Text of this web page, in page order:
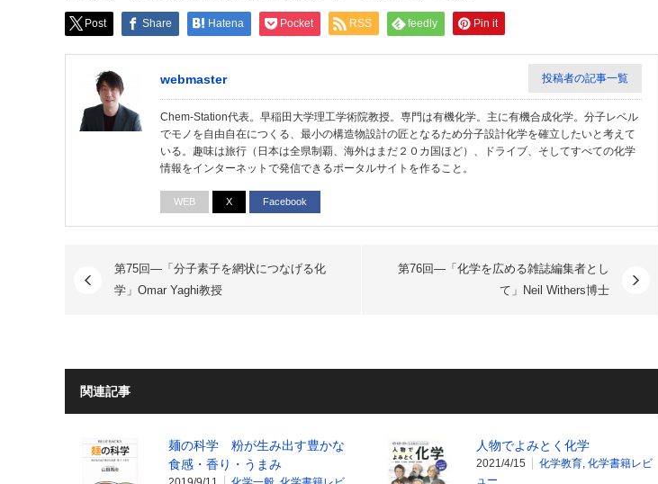
Post Share Hatena Pocket RSS feedly Pin it
webmaster 投稿者の記事一覧
Chem-Station代表。早稲田大学理工学術院教授。専門は有機化学。主に有機合成化学。分子レベル
でモノを自由自在につくる、最小の構造物設計の匠となるため分子設計化学を確立したいと考えて
いる。趣味は旅行（日本は全県制覇、海外はまだ２０カ国ほど）、ドライブ、そしてすべての化学
情報をインターネットで発信できるポータルサイトを作ること。
WEB X Facebook
第75回―「分子素子を網状につなげる化
学」Omar Yaghi教授
第76回―「化学を広める雑誌編集者とし
て」Neil Withers博士
関連記事
麺の科学 粉が生み出す豊かな
食感・香り・うまみ
人物でよみとく化学
2021/4/15 化学教育, 化学書籍レビ
ュー